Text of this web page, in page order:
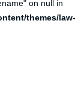
on null in
themes/law-